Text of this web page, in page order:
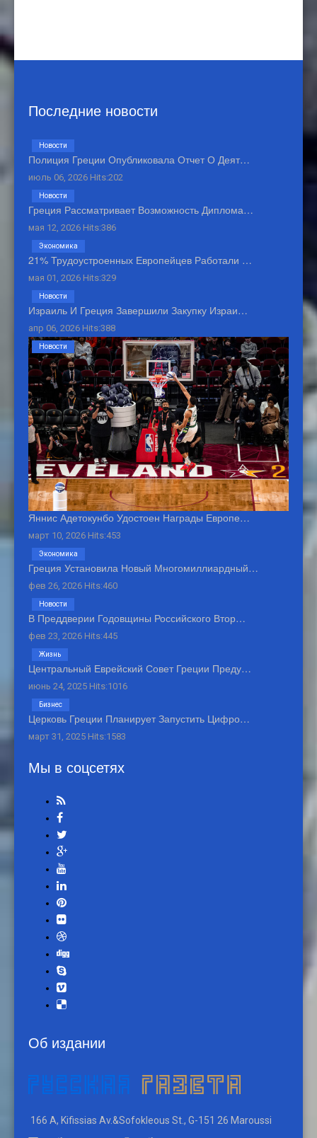
Последние новости
Полиция Греции Опубликовала Отчет О Деят…
июль 06, 2026 Hits:202
Новости
Греция Рассматривает Возможность Диплома…
мая 12, 2026 Hits:386
Новости
21% Трудоустроенных Европейцев Работали …
мая 01, 2026 Hits:329
Экономика
Израиль И Греция Завершили Закупку Израи…
апр 06, 2026 Hits:388
Новости
Яннис Адетокунбо Удостоен Награды Европе…
март 10, 2026 Hits:453
Новости
Греция Установила Новый Многомиллиардный…
фев 26, 2026 Hits:460
Экономика
В Преддверии Годовщины Российского Втор…
фев 23, 2026 Hits:445
Новости
Центральный Еврейский Совет Греции Преду…
июнь 24, 2025 Hits:1016
Жизнь
Церковь Греции Планирует Запустить Цифро…
март 31, 2025 Hits:1583
Бизнес
Мы в соцсетях
Об издании
166 A, Kifissias Av.&Sofokleous St., G-151 26 Maroussi